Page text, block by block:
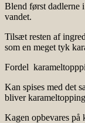
Blend først dadlerne
vandet.
Tilsæt resten af
som en meget tyk
Fordel
Kan spises med det
bliver
Kagen opbevares på